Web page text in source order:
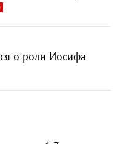
о роли Иосифа